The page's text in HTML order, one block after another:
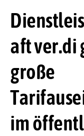
aft ver.di
große
im